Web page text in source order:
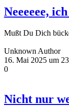
Neeeeee,
Mußt Du Dich
Unknown Author
16. Mai 2025 um
0
Nicht nur